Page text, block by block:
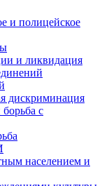
и полицейское
и ликвидация
дискриминация
с
населением и